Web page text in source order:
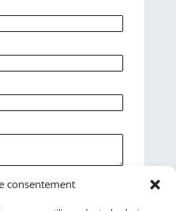
consentement
politique de